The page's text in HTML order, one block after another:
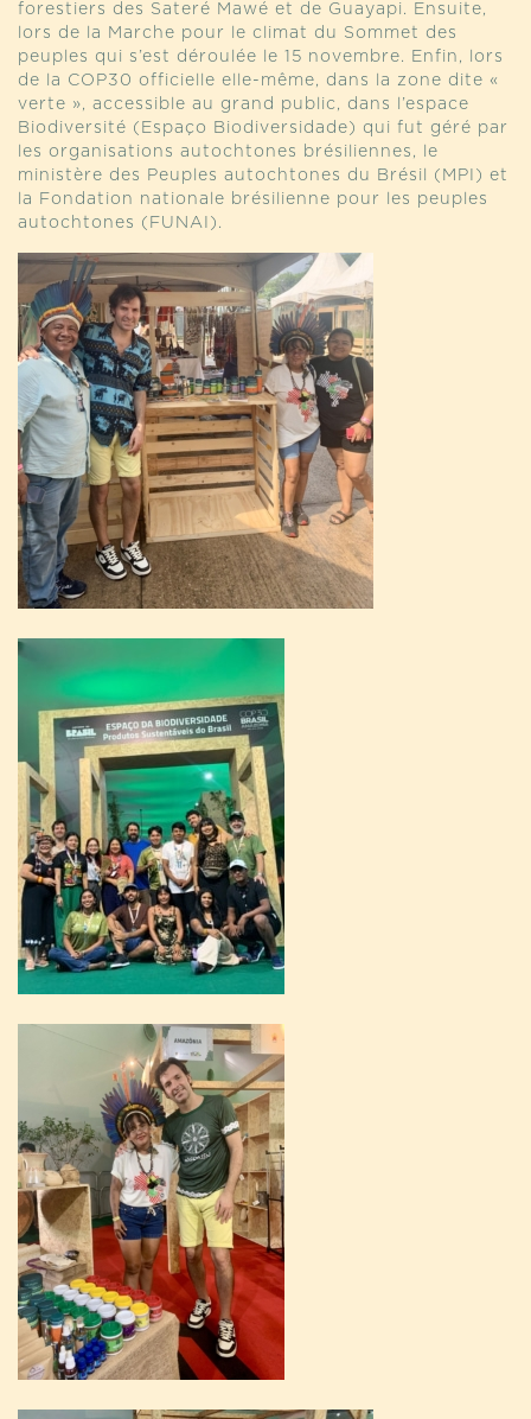
forestiers des Sateré Mawé et de Guayapi. Ensuite,
lors de la Marche pour le climat du Sommet des
peuples qui s’est déroulée le 15 novembre. Enfin, lors
de la COP30 officielle elle-même, dans la zone dite «
verte », accessible au grand public, dans l’espace
Biodiversité (Espaço Biodiversidade) qui fut géré par
les organisations autochtones brésiliennes, le
ministère des Peuples autochtones du Brésil (MPI) et
la Fondation nationale brésilienne pour les peuples
autochtones (FUNAI).